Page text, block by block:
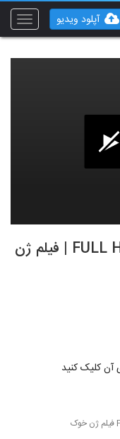
Toggle
آپلود ویدیو
دانلود فیلم ژن خوک با کیفیت FULL HD | فیلم ژن
آن کلیک کنید